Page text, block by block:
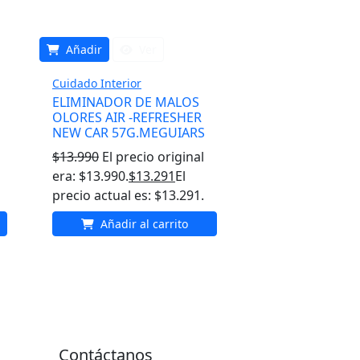
Añadir
Cuidado Interior
ELIMINADOR DE MALOS
OLORES AIR -REFRESHER
NEW CAR 57G.MEGUIARS
$13.990 El precio original
era: $13.990.$13.291El
precio actual es: $13.291.
Añadir al carrito
Contáctanos